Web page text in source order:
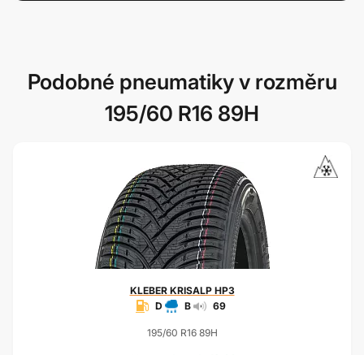
Podobné pneumatiky v rozměru
195/60 R16 89H
KLEBERKRISALP HP3
D
B 69
195/60 R16 89H